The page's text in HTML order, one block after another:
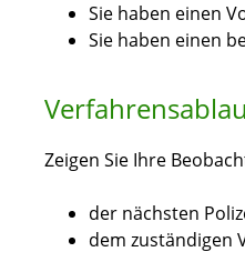
Sie haben einen
Sie haben einen
Zeigen Sie Ihre
der nächsten
dem zuständigen